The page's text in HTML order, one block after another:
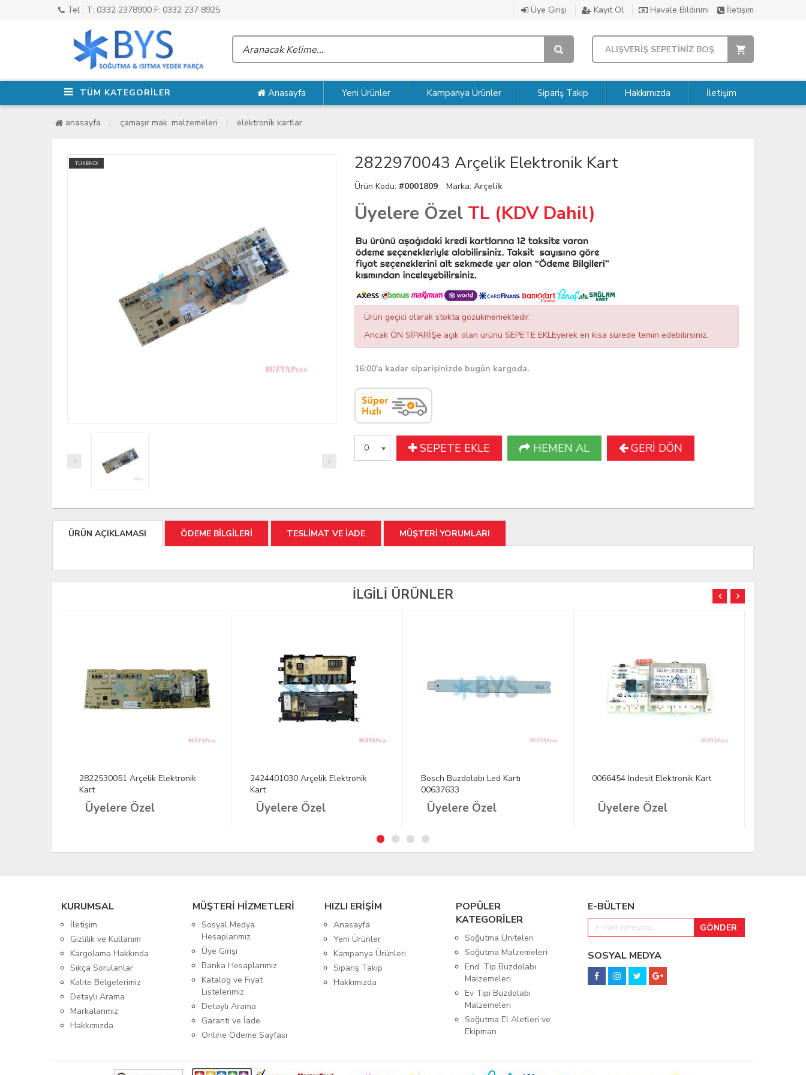
Tel : T: 0332 2378900 F: 0332 237 8925 Üye Girişi Kayıt Ol Havale Bildirimi İletişim
ALIŞVERİŞ SEPETİNİZ BOŞ
TÜM KATEGORİLER Anasayfa Yeni Ürünler Kampanya Ürünler Sipariş Takip Hakkımızda İletişim
anasayfa çamaşır mak. malzemeleri elektronik kartlar
TÜKENDİ 2822970043 Arçelik Elektronik Kart
Ürün Kodu: #0001809 Marka:Arçelik
Üyelere Özel TL (KDV Dahil)
Ürün geçici olarak stokta gözükmemektedir.
Ancak ÖN SİPARİŞe açık olan ürünü SEPETE EKLEyerek en kısa sürede temin edebilirsiniz.
16:00'a kadar siparişinizde bugün kargoda.
SEPETE EKLE HEMEN AL GERİ DÖN
ÜRÜN AÇIKLAMASI ÖDEME BİLGİLERİ TESLİMAT VE İADE MÜŞTERİ YORUMLARI
İLGİLİ ÜRÜNLER
2822530051 Arçelik Elektronik
Kart
Üyelere Özel
2424401030 Arçelik Elektronik
Kart
Üyelere Özel
Bosch Buzdolabı Led Kartı
00637633
Üyelere Özel
0066454 Indesit Elektronik Kart
Üyelere Özel
KURUMSAL
İletişim
Gizlilik ve Kullanım
Kargolama Hakkında
Sıkça Sorulanlar
Kalite Belgelerimiz
Detaylı Arama
Markalarımız
Hakkımızda
MÜŞTERİ HİZMETLERİ
Sosyal Medya
Hesaplarımız
Üye Girişi
Banka Hesaplarımız
Katalog ve Fiyat
Listelerimiz
Detaylı Arama
Garanti ve İade
Online Ödeme Sayfası
HIZLI ERİŞİM
Anasayfa
Yeni Ürünler
Kampanya Ürünleri
Sipariş Takip
Hakkımızda
POPÜLER
KATEGORİLER
Soğutma Üniteleri
Soğutma Malzemeleri
End. Tip Buzdolabı
Malzemeleri
Ev Tipi Buzdolabı
Malzemeleri
Soğutma El Aletleri ve
Ekipman
E-BÜLTEN
SOSYAL MEDYA